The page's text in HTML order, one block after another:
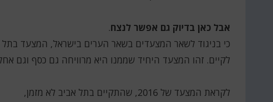
אבל כאן בדיוק גם אפשר לנצח.
כי בניגוד לשאר המצעדים בשאר הערים בישראל, המצעד
לקיים. זהו המצעד היחיד שממנו היא מרוויחה גם כסף וגם
לקראת המצעד של 2016, שהתקיים בתל אביב לא מזמן,